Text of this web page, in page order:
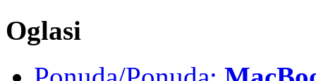
Oglasi